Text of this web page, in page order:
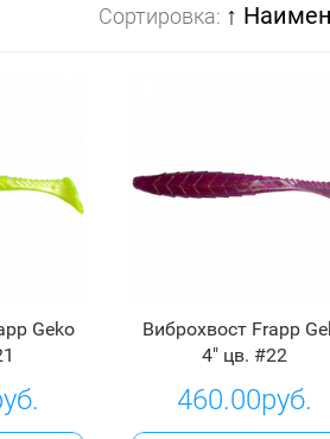
Сортировка: ↑
Geko
Виброхвост Frapp
4" цв. #22
460.00руб.